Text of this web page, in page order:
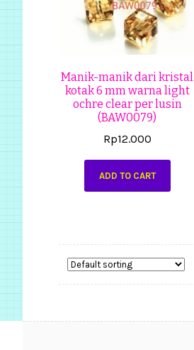
Manik-manik dari kristal
kotak 6 mm warna light
ochre clear per lusin
(BAW0079)
Rp12.000
ADD TO CART